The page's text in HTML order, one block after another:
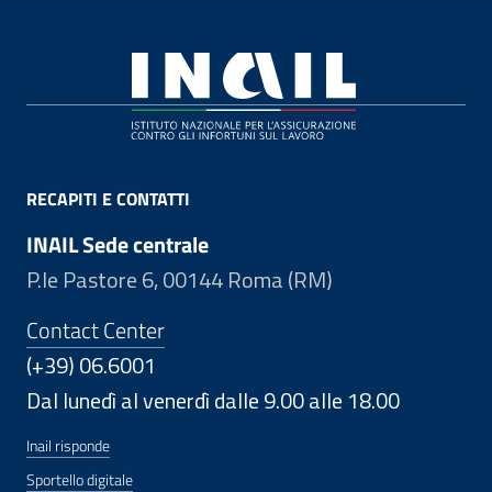
RECAPITI E CONTATTI
INAIL Sede centrale
P.le Pastore 6, 00144 Roma (RM)
Contact Center
(+39) 06.6001
Dal lunedì al venerdì dalle 9.00 alle 18.00
Inail risponde
Sportello digitale